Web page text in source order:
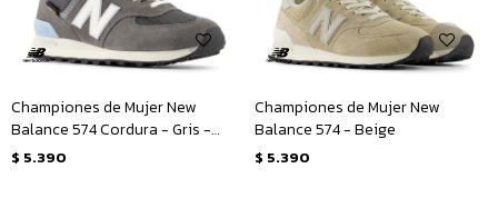
Championes de Mujer New
Balance 574 Cordura - Gris -
Blanco
$ 5.390
Championes de Mujer New
Balance 574 - Beige
$ 5.390